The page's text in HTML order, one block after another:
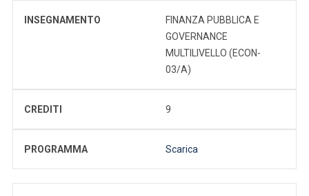
INSEGNAMENTO
FINANZA PUBBLICA E
GOVERNANCE
MULTILIVELLO (ECON-
03/A)
CREDITI 9
PROGRAMMA Scarica